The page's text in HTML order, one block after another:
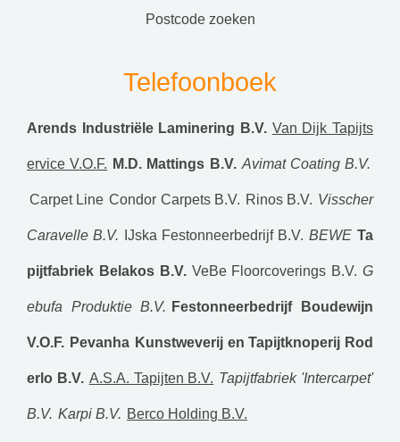
postcode zoeken
Telefoonboek
Arends Industriële Laminering B.V. Van Dijk Tapijts
ervice V.O.F. M.D. Mattings B.V. Avimat Coating B.V.
Carpet Line Condor Carpets B.V. Rinos B.V. Visscher
Caravelle B.V. IJska Festonneerbedrijf B.V. BEWE Ta
pijtfabriek Belakos B.V. VeBe Floorcoverings B.V. G
ebufa Produktie B.V. Festonneerbedrijf Boudewijn
V.O.F. Pevanha Kunstweverij en Tapijtknoperij Rod
erlo B.V. A.S.A. Tapijten B.V. Tapijtfabriek 'Intercarpet'
B.V. Karpi B.V. Berco Holding B.V.